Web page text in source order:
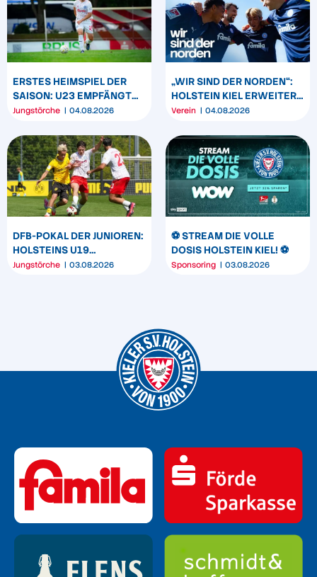
ERSTES HEIMSPIEL DER
SAISON: U23 EMPFÄNGT
HEIDER SV
Jungstörche 04.08.2026
„WIR SIND DER NORDEN“:
HOLSTEIN KIEL ERWEITERT
SEIN MARKENBILD
Verein 04.08.2026
DFB-POKAL DER JUNIOREN:
HOLSTEINS U19
TRIUMPHIERT IN
Jungstörche 03.08.2026
⚽️ STREAM DIE VOLLE
DOSIS HOLSTEIN KIEL! ⚽️
Sponsoring 03.08.2026